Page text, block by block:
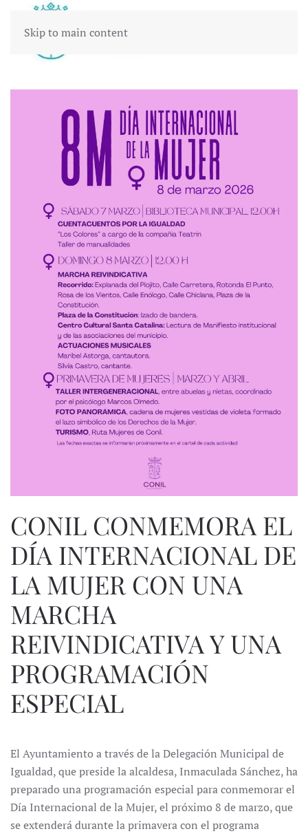
Skip to main content
CONIL CONMEMORA EL
DÍA INTERNACIONAL DE
LA MUJER CON UNA
MARCHA
REIVINDICATIVA Y UNA
PROGRAMACIÓN
ESPECIAL
El Ayuntamiento a través de la Delegación Municipal de
Igualdad, que preside la alcaldesa, Inmaculada Sánchez, ha
preparado una programación especial para conmemorar el
Día Internacional de la Mujer, el próximo 8 de marzo, que
se extenderá durante la primavera con el programa